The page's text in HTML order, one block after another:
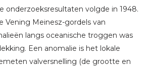
onderzoeksresultaten volgde in 1948.
Vening Meinesz-gordels van
langs oceanische troggen was
Een anomalie is het lokale
valversnelling (de grootte en